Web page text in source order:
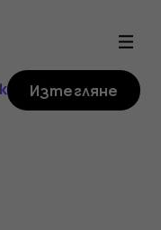
Изтегляне